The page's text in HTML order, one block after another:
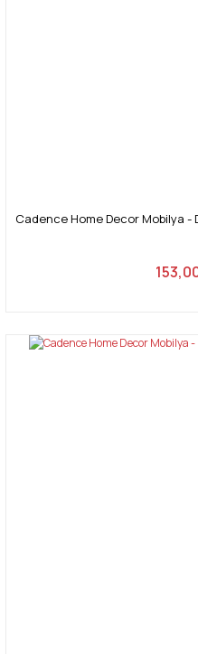
Cadence Home Decor Mobilya -